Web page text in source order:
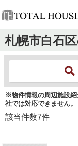
札幌市白石
※物件情報の周辺施設
社では対応できません。
該当件数7件